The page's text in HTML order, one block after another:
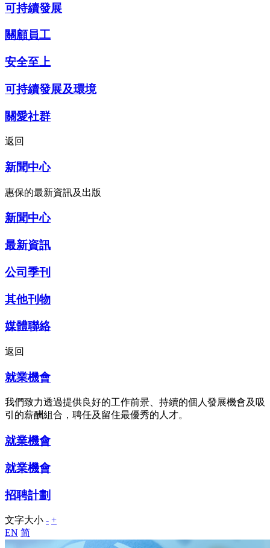
可持續發展
關顧員工
安全至上
可持續發展及環境
關愛社群
返回
新聞中心
惠保的最新資訊及出版
新聞中心
最新資訊
公司季刊
其他刊物
媒體聯絡
返回
就業機會
我們致力透過提供良好的工作前景、持續的個人發展機會及吸
引的薪酬組合，聘任及留住最優秀的人才。
就業機會
就業機會
招聘計劃
文字大小 - +
EN 简